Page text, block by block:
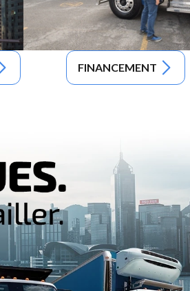
FINANCEMENT